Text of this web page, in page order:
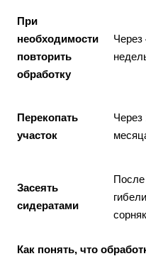
При
необходимости
повторить
обработку
Через
Перекопать
участок
Через
Засеять
сидератами
После
гибели
Как понять, что